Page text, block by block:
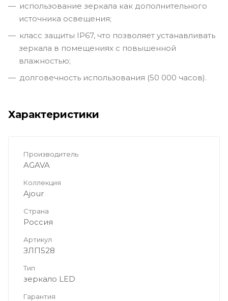
использование зеркала как дополнительного
источника освещения;
класс защиты IP67, что позволяет устанавливать
зеркала в помещениях с повышенной
влажностью;
долговечность использования (50 000 часов).
Характеристики
Производитель
AGAVA
Коллекция
Ajour
Страна
Россия
Артикул
ЗЛП528
Тип
зеркало LED
Гарантия